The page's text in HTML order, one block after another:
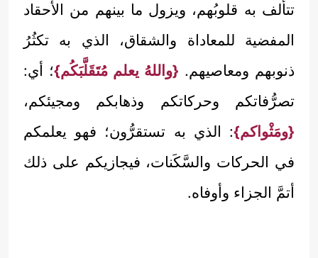
تتألف به قلوبُهم، ويزول ما بينهم من الأحقاد
المفضية للمعاداة والشقاق، الذي به تكثُرُ
ذنوبهم ومعاصيهم. {واللهُ يعلم مُتَقَلَّبَكُم}؛ أي:
تصرُّفاتكم وحركاتكم وذهابكم ومجيئكم،
{ومَثْواكم}: الذي به تستقرُّون؛ فهو يعلمكم
في الحركات والسَّكَنات، فيجازيكم على ذلك
أتمَّ الجزاء وأوفاه.